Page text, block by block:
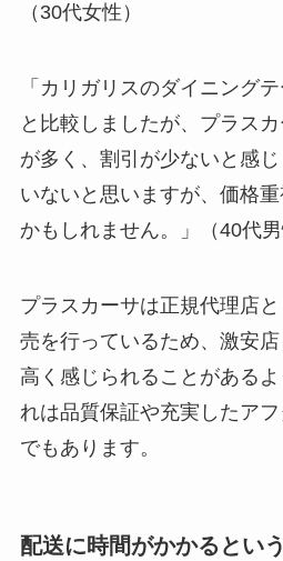
（30代女性）
「カリガリスのダイニング
と比較しましたが、プラス
が多く、割引が少ないと感
いないと思いますが、価格
かもしれません。」（40代男
プラスカーサは正規代理店
売を行っているため、激安
高く感じられることがある
れは品質保証や充実したア
でもあります。
配送に時間がかかるとい